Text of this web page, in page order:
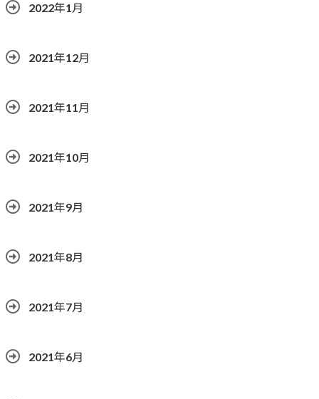
2022年1月
2021年12月
2021年11月
2021年10月
2021年9月
2021年8月
2021年7月
2021年6月